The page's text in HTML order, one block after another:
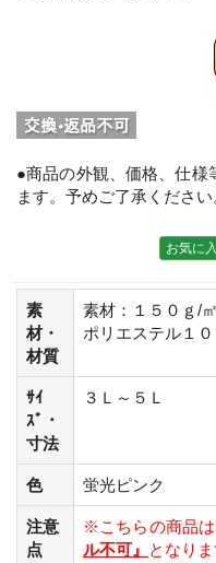
●商品の外観、価格、仕様
ます。予めご了承ください
お気に
素
材・
材質
素材：１５０ｇ/
ポリエステル１０
ｻｲ
ｽﾞ・
寸法
３Ｌ～５Ｌ
色 蛍光ピンク
注意
点
※こちらの商品
ル不可』 となり